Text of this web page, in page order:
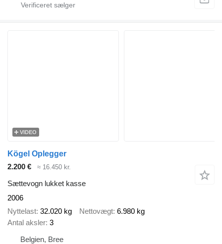
VIDEO
Kögel Oplegger
2.200 €
≈ 16.450 kr.
Sættevogn lukket kasse
2006
Nyttelast 32.020 kg Nettovægt 6.980 kg
Antal aksler 3
Belgien, Bree